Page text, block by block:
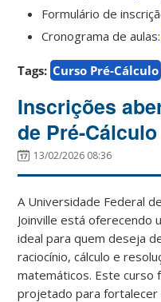
Formulário de
Cronograma de
Tags: Curso Pré-Cálculo
Inscrições
de Pré-Cálculo
13/02/2026 08:36
A Universidade Federal
Joinville está oferecendo
ideal para quem deseja
raciocínio, cálculo e
matemáticos. Este curso
projetado para fortalecer